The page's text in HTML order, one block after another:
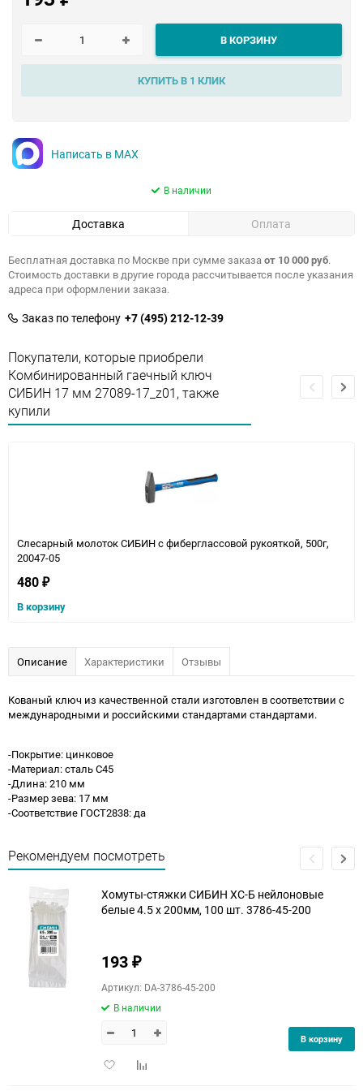
В КОРЗИНУ
КУПИТЬ В 1 КЛИК
Написать в MAX
В наличии
Доставка Оплата
Бесплатная доставка по Москве при сумме заказаот 10 000 руб.
Стоимость доставки в другие города рассчитывается после указания
адреса при оформлении заказа.
Заказ по телефону +7 (495) 212-12-39
Покупатели, которые приобрели
Комбинированный гаечный ключ
СИБИН 17 мм 27089-17_z01, также
купили
Слесарный молоток СИБИН с фиберглассовой рукояткой, 500г,
20047-05
480 ₽
В корзину
Описание Характеристики Отзывы
Кованый ключ из качественной стали изготовлен в соответствии с
международными и российскими стандартами стандартами.
-Покрытие: цинковое
-Материал: сталь С45
-Длина: 210 мм
-Размер зева: 17 мм
-Соответствие ГОСТ2838: да
Рекомендуем посмотреть
Хомуты-стяжки СИБИН ХС-Б нейлоновые
белые 4.5 х 200мм, 100 шт. 3786-45-200
193 ₽
Артикул: DA-3786-45-200
В наличии
ДобавитьДобавить
В корзину